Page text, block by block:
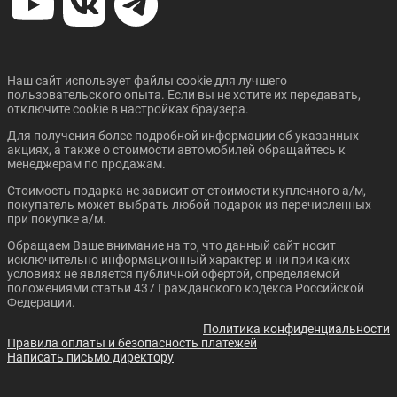
Цена от:
515 000 ₽
В кредит от:
7 027 ₽/мес.
4 010 000 ₽
TOYOTA COROLLA
Цена от:
Наш сайт использует файлы cookie для лучшего
пользовательского опыта. Если вы не хотите их передавать,
отключите cookie в настройках браузера.
Для получения более подробной информации об указанных
акциях, а также о стоимости автомобилей обращайтесь к
менеджерам по продажам.
Стоимость подарка не зависит от стоимости купленного а/м,
покупатель может выбрать любой подарок из перечисленных
при покупке а/м.
Обращаем Ваше внимание на то, что данный сайт носит
исключительно информационный характер и ни при каких
условиях не является публичной офертой, определяемой
положениями статьи 437 Гражданского кодекса Российской
Федерации.
Политика конфиденциальности
Правила оплаты и безопасность платежей
Написать письмо директору